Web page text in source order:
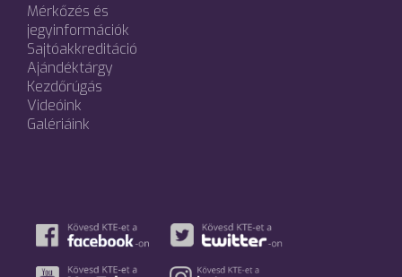
Mérkőzés és
jegyinformációk
Sajtóakkreditáció
Ajándéktárgy
Kezdőrúgás
Videóink
Galériáink